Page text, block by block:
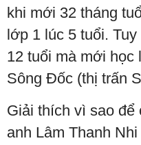
khi mới 32 tháng
lớp 1 lúc 5 tuổi.
12 tuổi mà mới
Sông Đốc (thị trấn
Giải thích vì sao để
anh Lâm Thanh